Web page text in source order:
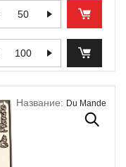
Название: Du Mande